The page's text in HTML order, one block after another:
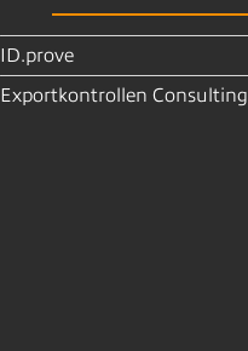
ID.prove
Exportkontrollen Consulting